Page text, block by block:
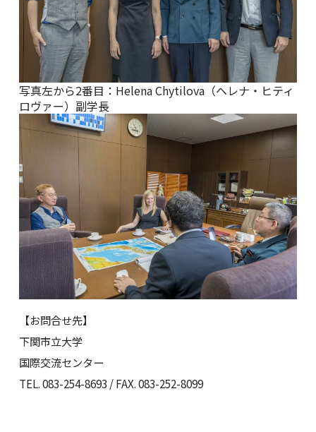
写真左から2番目：Helena Chytilova（ヘレナ・ヒティ
ロヴァー）副学長
【お問合せ先】
下関市立大学
国際交流センター
TEL. 083-254-8693 / FAX. 083-252-8099